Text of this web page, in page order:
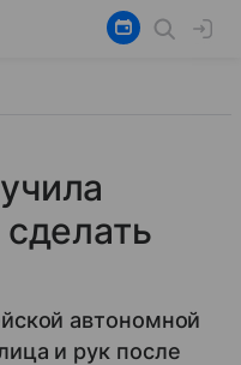
автономной
и рук после